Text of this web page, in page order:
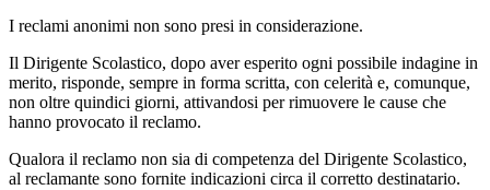
I reclami anonimi non sono presi in considerazione.
Il Dirigente Scolastico, dopo aver esperito ogni possibile indagine in
merito, risponde, sempre in forma scritta, con celerità e, comunque,
non oltre quindici giorni, attivandosi per rimuovere le cause che
hanno provocato il reclamo.
Qualora il reclamo non sia di competenza del Dirigente Scolastico,
al reclamante sono fornite indicazioni circa il corretto destinatario.